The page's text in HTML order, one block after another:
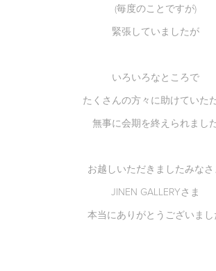
(毎度のことですが)
緊張していましたが
いろいろなところで
たくさんの方々に助けていた
無事に会期を終えられまし
お越しいただきましたみなさ
JINEN GALLERYさま
本当にありがとうございまし